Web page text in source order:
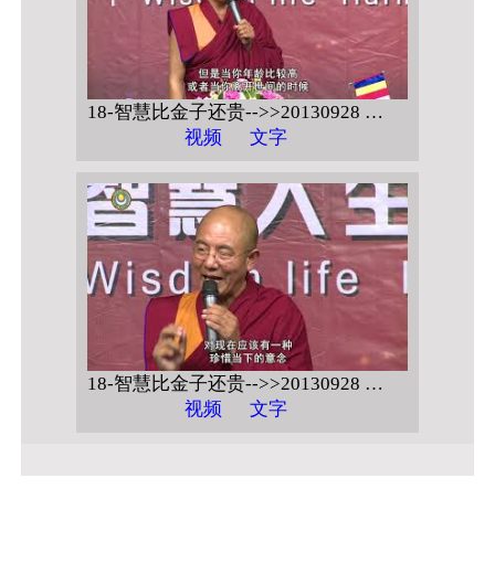
18-智慧比金子还贵-->>20130928 广东金融学院 【智慧人生 和谐社会】
视频
文字
18-智慧比金子还贵-->>20130928 广东金融学院 【智慧人生 和谐社会 问答】
视频
文字